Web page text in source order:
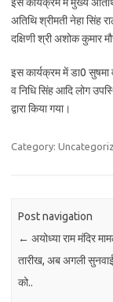
अतिथि श्रीमती नेहा सिंह
दक्षिणी श्री अशोक कुमार
इस कार्यक्रम में डा0 सुषमा
व निधि सिंह आदि लोग
द्वारा किया गया।
Category:
Post navigation
← अयोध्या राम मंदिर
तारीख, अब अगली
को..